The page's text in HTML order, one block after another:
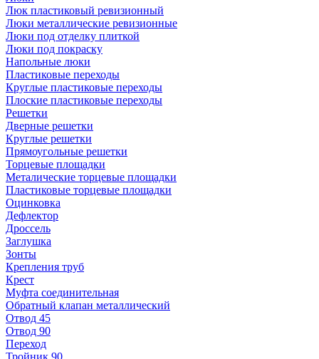
Люк пластиковый ревизионный
Люки металлические ревизионные
Люки под отделку плиткой
Люки под покраску
Напольные люки
Пластиковые переходы
Круглые пластиковые переходы
Плоские пластиковые переходы
Решетки
Дверные решетки
Круглые решетки
Прямоугольные решетки
Торцевые площадки
Металические торцевые площадки
Пластиковые торцевые площадки
Оцинковка
Дефлектор
Дроссель
Заглушка
Зонты
Крепления труб
Крест
Муфта соединительная
Обратный клапан металлический
Отвод 45
Отвод 90
Переход
Тройник 90